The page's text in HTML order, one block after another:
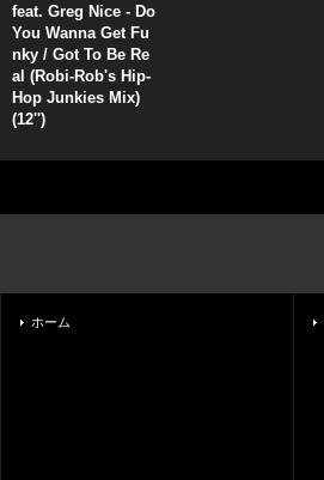
feat. Greg Nice - Do
You Wanna Get Fu
nky / Got To Be Re
al (Robi-Rob's Hip-
Hop Junkies Mix)
(12'')
ホーム